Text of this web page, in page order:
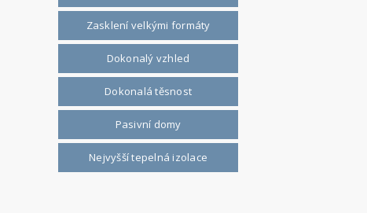
Zasklení velkými formáty
Dokonalý vzhled
Dokonalá těsnost
Pasivní domy
Nejvyšší tepelná izolace